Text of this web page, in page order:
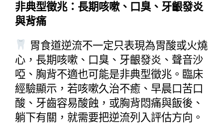
非典型徵兆：長期咳嗽、口臭、牙齦發炎
與背痛
胃食道逆流不一定只表現為胃酸或火燒
心，長期咳嗽、口臭、牙齦發炎、聲音沙
啞、胸背不適也可能是非典型徵兆。臨床
經驗顯示，若咳嗽久治不癒、早晨口苦口
酸、牙齒容易酸蝕，或胸背悶痛與飯後、
躺下有關，就需要把逆流列入評估方向。